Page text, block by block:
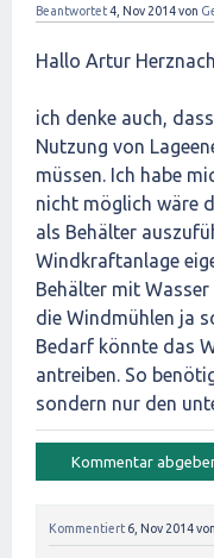
Beantwortet4, Nov 2014von
Hallo Artur Herznach,
ich denke auch,
Nutzung von
müssen. Ich habe
nicht möglich wäre
als Behälter
Windkraftanlage
Behälter mit
die Windmühlen ja
Bedarf könnte das
antreiben. So
sondern nur den
Kommentiert 6, Nov 2014von